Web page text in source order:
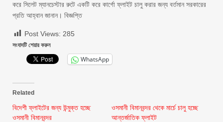
করে সিলেট ম্যানচেস্টার রুটে একটি করে কার্গো ফ্লাইট চালু করার জন্য বর্তমান সরকারের
প্রতি আহ্বান জানান। বিজ্ঞপ্তি
Post Views: 285
সংবাদটি শেয়ার করুন
WhatsApp
Related
বিদেশী ফ্লাইটের জন্য উন্মুক্ত হচ্ছে
ওসমানী বিমানবন্দর
ওসমানী বিমানবন্দর থেকে মার্চে চালু হচ্ছে
আন্তর্জাতিক ফ্লাইট